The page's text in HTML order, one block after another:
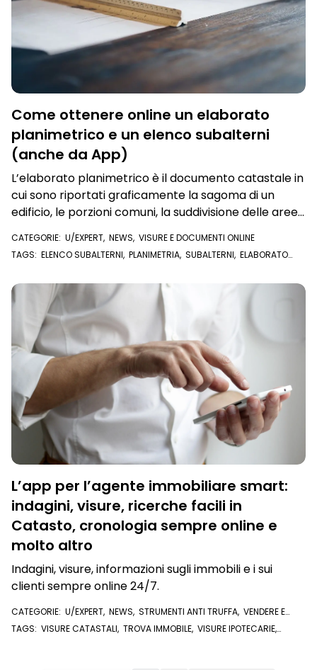
Come ottenere online un elaborato
planimetrico e un elenco subalterni
(anche da App)
L’elaborato planimetrico è il documento catastale in
cui sono riportati graficamente la sagoma di un
edificio, le porzioni comuni, la suddivisione delle aree
scoperte e gli accessi alle singole unità immobiliari.
Come richiederlo online e quanto costa
CATEGORIE: U/EXPERT, NEWS, VISURE E DOCUMENTI ONLINE
TAGS: ELENCO SUBALTERNI, PLANIMETRIA, SUBALTERNI, ELABORATO
L’app per l’agente immobiliare smart:
indagini, visure, ricerche facili in
Catasto, cronologia sempre online e
molto altro
Indagini, visure, informazioni sugli immobili e i sui
clienti sempre online 24/7.
CATEGORIE: U/EXPERT, NEWS, STRUMENTI ANTI TRUFFA, VENDERE E
COMPRARE CASA,AFFITTARE CASA,VISURE E DOCUMENTI ONLINE
TAGS: VISURE CATASTALI, TROVA IMMOBILE, VISURE IPOTECARIE,